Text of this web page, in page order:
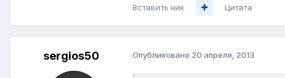
Вставить ник Цитата
sergios50 Опубликовано 20 апреля, 2013